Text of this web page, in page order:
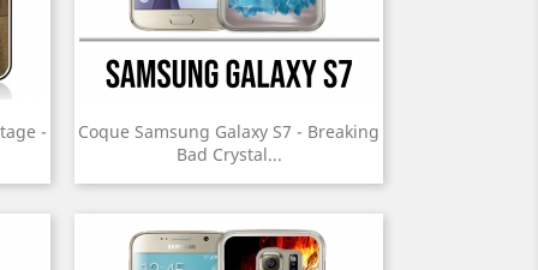
-
Coque Samsung Galaxy S7 - Breaking
Bad Crystal...